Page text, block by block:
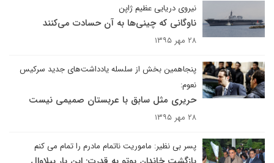
نیروی دریایی عظیم ژاپن
ناوگانی که چینی‌ها به آن حسادت می‌کنند
۲۸ مهر ۱۳۹۵
پنجاهمین بخش از سلسله یادداشت‌های جدید سرکیس
نعوم:
حریری مثل سابق با عربستان صمیمی نیست
۲۸ مهر ۱۳۹۵
پسر بی‌ نظیر: ماموریت ناتمام مادرم را تمام می کنم